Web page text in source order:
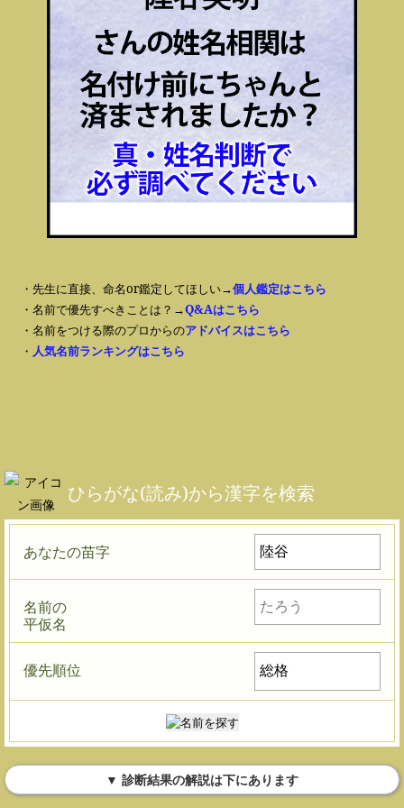
・先生に直接、命名or鑑定してほしい→個人鑑定はこちら
・名前で優先すべきことは？→Q&Aはこちら
・名前をつける際のプロからのアドバイスはこちら
・ 人気名前ランキングはこちら
ひらがな(読み)から漢字を検索
あなたの苗字
名前の
平仮名
優先順位
▼ 診断結果の解説は下にあります